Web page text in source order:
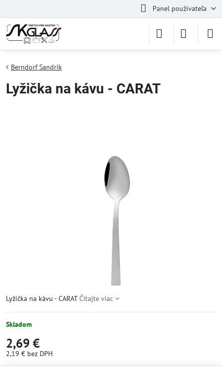
Panel používateľa
Berndorf Sandrik
Lyžička na kávu - CARAT
Lyžička na kávu - CARATČítajte viac
Skladom
2,69 €
2,19 € bez DPH